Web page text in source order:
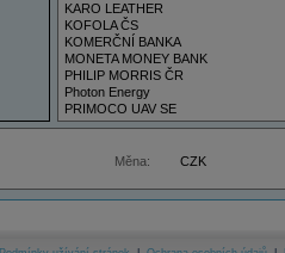
KARO LEATHER
KOFOLA ČS
KOMERČNÍ BANKA
MONETA MONEY BANK
PHILIP MORRIS ČR
Photon Energy
PRIMOCO UAV SE
VIG
Měna: CZK